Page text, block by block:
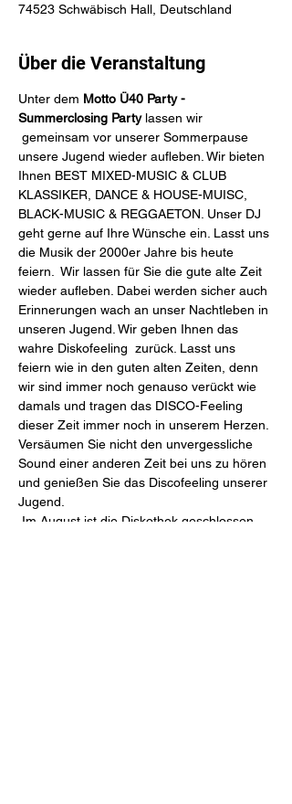
74523 Schwäbisch Hall, Deutschland
Über die Veranstaltung
​​​​Unter dem Motto Ü40 Party -
Summerclosing Party lassen wir
gemeinsam vor unserer Sommerpause
unsere Jugend wieder aufleben. Wir bieten
Ihnen BEST MIXED-MUSIC & CLUB
KLASSIKER, DANCE & HOUSE-MUISC,
BLACK-MUSIC & REGGAETON. Unser DJ
geht gerne auf Ihre Wünsche ein. Lasst uns
die Musik der 2000er Jahre bis heute
feiern.  Wir lassen für Sie die gute alte Zeit
wieder aufleben. Dabei werden sicher auch
Erinnerungen wach an unser Nachtleben in
unseren Jugend. Wir geben Ihnen das
wahre Diskofeeling  zurück. Lasst uns
feiern wie in den guten alten Zeiten, denn
wir sind immer noch genauso verückt wie
damals und tragen das DISCO-Feeling
dieser Zeit immer noch in unserem Herzen.
Versäumen Sie nicht den unvergessliche
Sound einer anderen Zeit bei uns zu hören
und genießen Sie das Discofeeling unserer
Jugend.